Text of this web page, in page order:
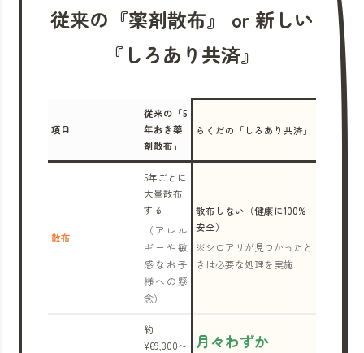
従来の『薬剤散布』 or 新しい
『しろあり共済』
項目
従来の「5
年おき薬
剤散布」
らくだの「しろあり共済」
散布
5年ごとに
大量散布
する
（アレル
ギーや敏
感なお子
様への懸
念）
散布しない（健康に100%
安全）
※シロアリが見つかったと
きは必要な処理を実施
約
¥69,300〜
月々わずか